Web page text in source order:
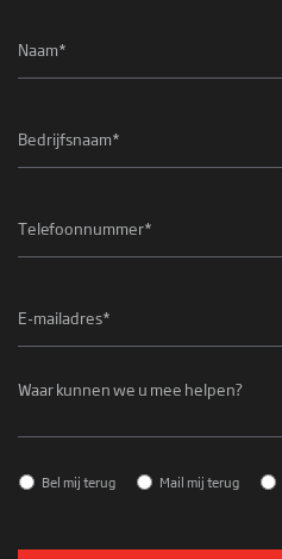
kunnen
u
helpen?
Contact *
Bel mij terug Mail mij terug